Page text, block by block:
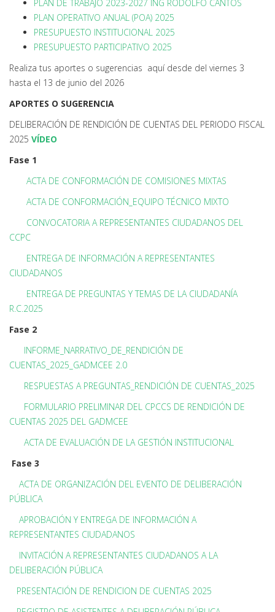
PLAN DE TRABAJO 2023-2027 ING RODOLFO CANTOS
PLAN OPERATIVO ANUAL (POA) 2025
PRESUPUESTO INSTITUCIONAL 2025
PRESUPUESTO PARTICIPATIVO 2025
Realiza tus aportes o sugerencias aquí desde del viernes 3
hasta el 13 de junio del 2026
APORTES O SUGERENCIA
DELIBERACIÓN DE RENDICIÓN DE CUENTAS DEL PERIODO FISCAL
2025 VÍDEO
Fase 1
ACTA DE CONFORMACIÓN DE COMISIONES MIXTAS
ACTA DE CONFORMACIÓN_EQUIPO TÉCNICO MIXTO
CONVOCATORIA A REPRESENTANTES CIUDADANOS DEL
CCPC
ENTREGA DE INFORMACIÓN A REPRESENTANTES
CIUDADANOS
ENTREGA DE PREGUNTAS Y TEMAS DE LA CIUDADANÍA
R.C.2025
Fase 2
INFORME_NARRATIVO_DE_RENDICIÓN DE
CUENTAS_2025_GADMCEE 2.0
RESPUESTAS A PREGUNTAS_RENDICIÓN DE CUENTAS_2025
FORMULARIO PRELIMINAR DEL CPCCS DE RENDICIÓN DE
CUENTAS 2025 DEL GADMCEE
ACTA DE EVALUACIÓN DE LA GESTIÓN INSTITUCIONAL
Fase 3
ACTA DE ORGANIZACIÓN DEL EVENTO DE DELIBERACIÓN
PÚBLICA
APROBACIÓN Y ENTREGA DE INFORMACIÓN A
REPRESENTANTES CIUDADANOS
INVITACIÓN A REPRESENTANTES CIUDADANOS A LA
DELIBERACIÓN PÚBLICA
PRESENTACIÓN DE RENDICION DE CUENTAS 2025